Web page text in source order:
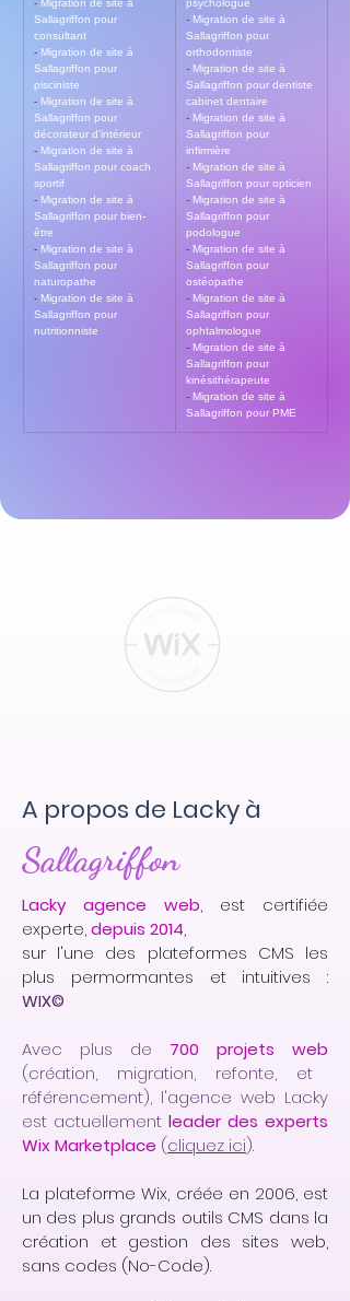
- Migration de site à
Sallagriffon pour
consultant
- Migration de site à
Sallagriffon pour
pisciniste
- Migration de site à
Sallagriffon pour
décorateur d’intérieur
- Migration de site à
Sallagriffon pour coach
sportif
- Migration de site à
Sallagriffon pour bien-
être
- Migration de site à
Sallagriffon pour
naturopathe
- Migration de site à
Sallagriffon pour
nutritionniste
psychologue
- Migration de site à
Sallagriffon pour
orthodontiste
- Migration de site à
Sallagriffon pour dentiste
cabinet dentaire
- Migration de site à
Sallagriffon pour
infirmière
- Migration de site à
Sallagriffon pour opticien
- Migration de site à
Sallagriffon pour
podologue
- Migration de site à
Sallagriffon pour
ostéopathe
- Migration de site à
Sallagriffon pour
ophtalmologue
- Migration de site à
Sallagriffon pour
kinésithérapeute
- Migration de site à
Sallagriffon pour PME
A propos de Lacky à
Sallagriffon
Lacky agence web, est certifiée
experte,depuis 2014,
sur l'une des plateformes CMS les
plus permormantes et intuitives :
WIX©
Avec plus de
700 projets web
(création, migration, refonte, et
référencement), l'agence web Lacky
est actuellement leader des experts
Wix Marketplace (cliquez ici).
La plateforme Wix, créée en 2006, est
un des plus grands outils CMS dans la
création et gestion des sites web,
sans codes (No-Code).